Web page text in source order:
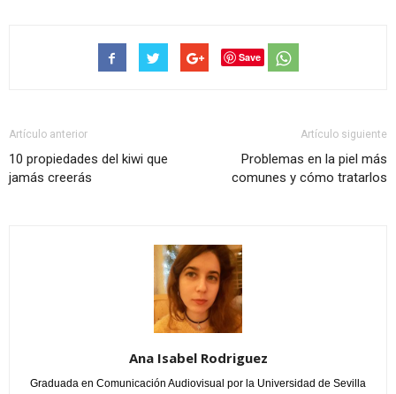
Save
Artículo anterior
10 propiedades del kiwi que
jamás creerás
Artículo siguiente
Problemas en la piel más
comunes y cómo tratarlos
Ana Isabel Rodriguez
Graduada en Comunicación Audiovisual por la Universidad de Sevilla